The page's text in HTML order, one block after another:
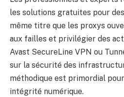
les solutions gratuites pour
même titre que les proxys
aux failles et privilégier des
Avast SecureLine VPN ou
sur la sécurité des
méthodique est primordial
intégrité numérique.